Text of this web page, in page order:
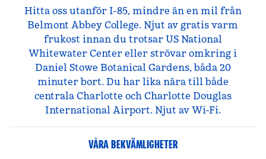
Hitta oss utanför I-85, mindre än en mil från
Belmont Abbey College. Njut av gratis varm
frukost innan du trotsar US National
Whitewater Center eller strövar omkring i
Daniel Stowe Botanical Gardens, båda 20
minuter bort. Du har lika nära till både
centrala Charlotte och Charlotte Douglas
International Airport. Njut av Wi-Fi.
VÅRA BEKVÄMLIGHETER